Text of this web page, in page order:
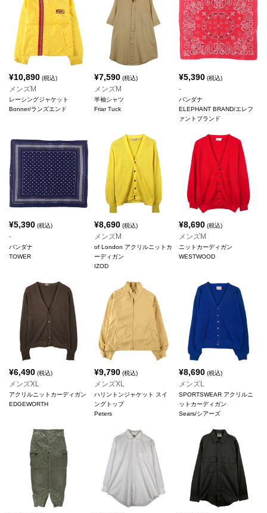
¥10,890 (税込)
メンズM
レーシングジャケット
Bonner/ランズエンド
¥7,590(税込)
メンズM
半袖シャツ
Friar Tuck
¥5,390 (税込)
-
バンダナ
ELEPHANT BRAND/エレフ
ァントブランド
¥5,390 (税込)
-
バンダナ
TOWER
¥8,690(税込)
メンズM
of London アクリルニットカ
ーディガン
IZOD
¥8,690 (税込)
メンズM
ニットカーディガン
WESTWOOD
¥6,490 (税込)
メンズXL
アクリルニットカーディガン
EDGEWORTH
¥9,790(税込)
メンズXL
ハリントンジャケット スイ
ングトップ
Peters
¥8,690 (税込)
メンズL
SPORTSWEAR アクリルニ
ットカーディガン
Sears/シアーズ